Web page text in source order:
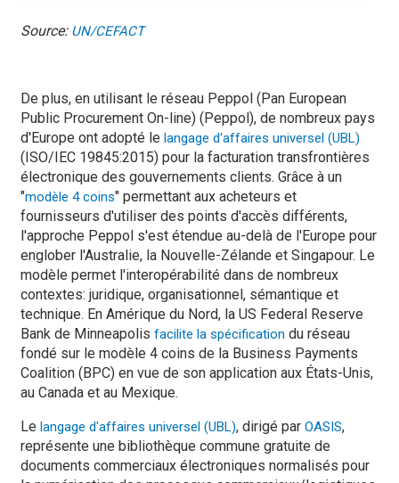
Source: UN/CEFACT
De plus, en utilisant le réseau Peppol (Pan European
Public Procurement On-line) (Peppol), de nombreux pays
d'Europe ont adopté le langage d'affaires universel (UBL)
(ISO/IEC 19845:2015) pour la facturation transfrontières
électronique des gouvernements clients. Grâce à un
"modèle 4 coins" permettant aux acheteurs et
fournisseurs d'utiliser des points d'accès différents,
l'approche Peppol s'est étendue au-delà de l'Europe pour
englober l'Australie, la Nouvelle-Zélande et Singapour. Le
modèle permet l'interopérabilité dans de nombreux
contextes: juridique, organisationnel, sémantique et
technique. En Amérique du Nord, la US Federal Reserve
Bank de Minneapolis facilite la spécification du réseau
fondé sur le modèle 4 coins de la Business Payments
Coalition (BPC) en vue de son application aux États-Unis,
au Canada et au Mexique.
Le langage d'affaires universel (UBL), dirigé par OASIS,
représente une bibliothèque commune gratuite de
documents commerciaux électroniques normalisés pour